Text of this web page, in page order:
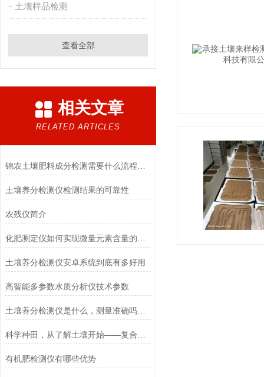
土壤样品检测
查看全部
相关文章
RELATED ARTICLES
土壤养分检测仪检测结果的可靠性
农残仪简介
土壤养分检测仪安卓系统到底有多好用
高智能多参数水质分析仪技术参数
土壤养分检测仪是什么，测量准确吗，具体怎么操作
有机肥检测仪有哪些优势